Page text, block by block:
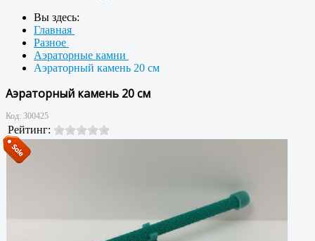
Вы здесь:
Главная
Разное
Аэраторные камни
Аэраторный камень 20 см
Аэраторный камень 20 см
Код: 300425
Рейтинг: